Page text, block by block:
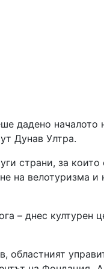
дадено началото
Дунав Ултра.
страни, за които
на велотуризма и
– днес културен
областният